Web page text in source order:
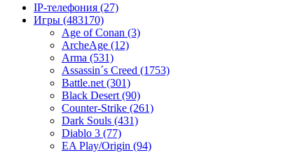
IP-телефония (27)
Игры (483170)
Age of Conan (3)
ArcheAge (12)
Arma (531)
Assassin´s Creed (1753)
Battle.net (301)
Black Desert (90)
Counter-Strike (261)
Dark Souls (431)
Diablo 3 (77)
EA Play/Origin (94)